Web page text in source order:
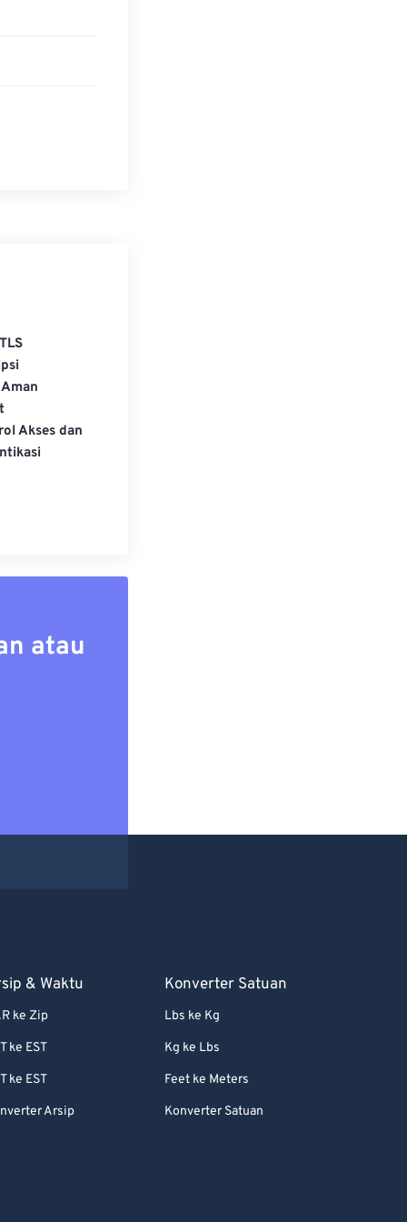
Akses dan
atau
& Waktu
ke Zip
ke EST
ke EST
Arsip
Konverter Satuan
Lbs ke Kg
Kg ke Lbs
Feet ke Meters
Konverter Satuan